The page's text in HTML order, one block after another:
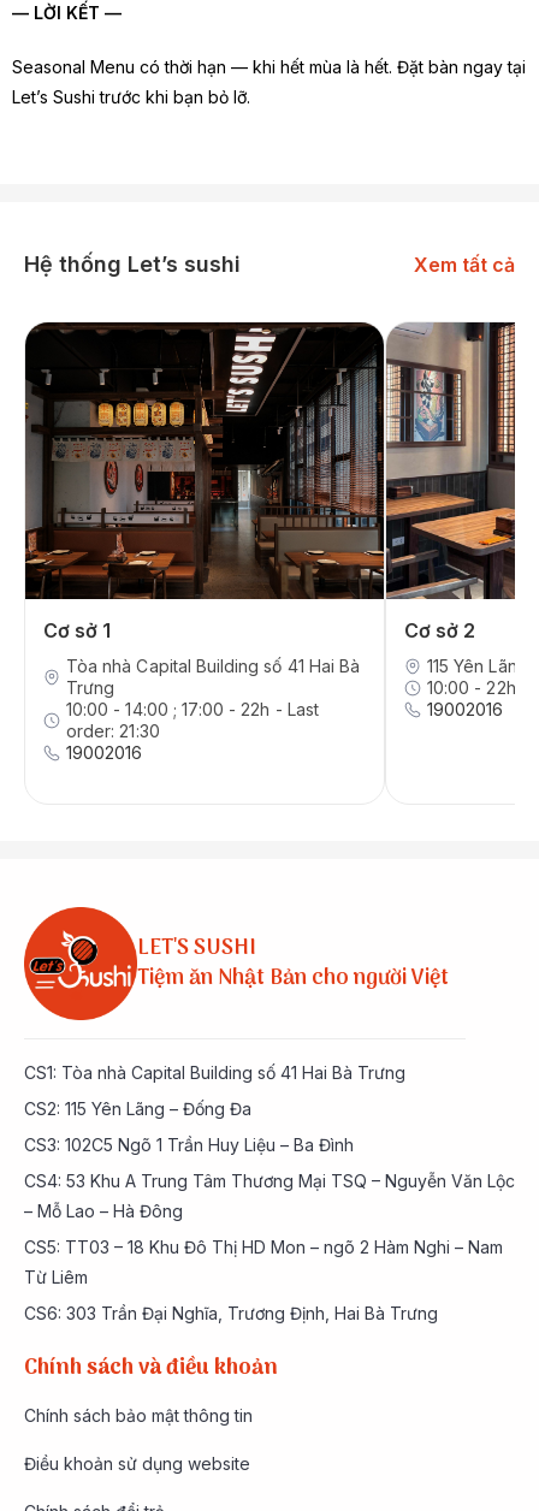
— LỜI KẾT —
Seasonal Menu có thời hạn — khi hết mùa là hết. Đặt bàn ngay tại
Let’s Sushi trước khi bạn bỏ lỡ.
Hệ thống Let’s sushi Xem tất cả
Cơ sở 1
Tòa nhà Capital Building số 41 Hai Bà
Trưng
10:00 - 14:00 ; 17:00 - 22h - Last
order: 21:30
19002016
Cơ sở 2
115 Yên
10:00 - 22h -
19002016
LET'S SUSHI
Tiệm ăn Nhật Bản cho người Việt
CS1: Tòa nhà Capital Building số 41 Hai Bà Trưng
CS2: 115 Yên Lãng – Đống Đa
CS3: 102C5 Ngõ 1 Trần Huy Liệu – Ba Đình
CS4: 53 Khu A Trung Tâm Thương Mại TSQ – Nguyễn Văn Lộc
– Mỗ Lao – Hà Đông
CS5: TT03 – 18 Khu Đô Thị HD Mon – ngõ 2 Hàm Nghi – Nam
Từ Liêm
CS6: 303 Trần Đại Nghĩa, Trương Định, Hai Bà Trưng
Chính sách và điều khoản
Chính sách bảo mật thông tin
Điều khoản sử dụng website